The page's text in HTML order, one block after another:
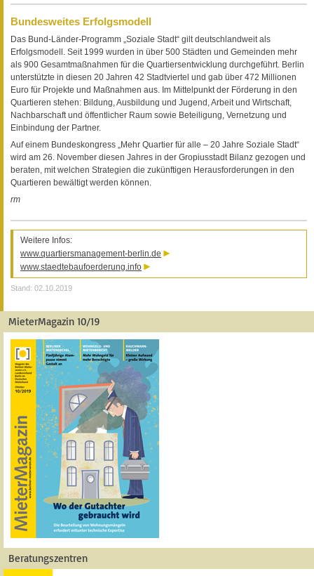
Bundesweites Erfolgsmodell
Das Bund-Länder-Programm „Soziale Stadt“ gilt deutschlandweit als
Erfolgsmodell. Seit 1999 wurden in über 500 Städten und Gemeinden mehr
als 900 Gesamtmaßnahmen für die Quartiersentwicklung durchgeführt. Berlin
unterstützte in diesen 20 Jahren 42 Stadtviertel und gab über 472 Millionen
Euro für Projekte und Maßnahmen aus. Im Mittelpunkt der Förderung in den
Quartieren stehen: Bildung, Ausbildung und Jugend, Arbeit und Wirtschaft,
Nachbarschaft und öffentlicher Raum sowie Beteiligung, Vernetzung und
Einbindung der Partner.
Auf einem Bundeskongress „Mehr Quartier für alle – 20 Jahre Soziale Stadt“
wird am 26. November diesen Jahres in der Gropiusstadt Bilanz gezogen und
beraten, mit welchen Strategien die zukünftigen Herausforderungen in den
Quartieren bewältigt werden können.
rm
Weitere Infos:
www.quartiersmanagement-berlin.de
www.staedtebaufoerderung.info
Stand: 02.10.2019
MieterMagazin 10/19
Beratungszentren